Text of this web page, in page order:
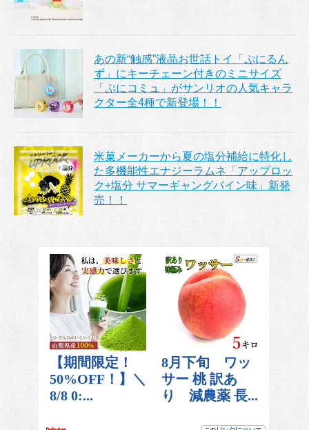
あの新“触感”液晶お世話トイ「ぷにるん
ず」にキーチェーン付きのミニサイズ
「ぷにコミュ」がサンリオの人気キャラ
クター全4種で新登場！！
米菓メーカーから夏の塩分補給に特化し
た多機能性エナジーラムネ「アップロッ
ク+塩分 サマーギャングパイン味」新発
売！！